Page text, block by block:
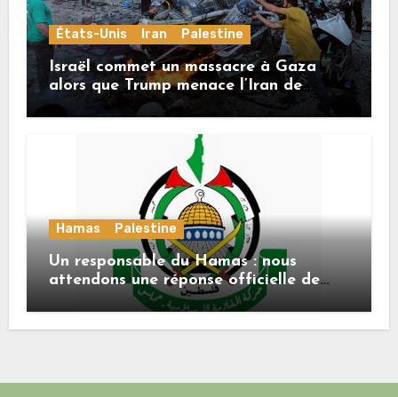
États-Unis Iran Palestine
Israël commet un massacre à Gaza
alors que Trump menace l’Iran de
«décapitation»
Hamas Palestine
Un responsable du Hamas : nous
attendons une réponse officielle de
Mladenov concernant la feuille de